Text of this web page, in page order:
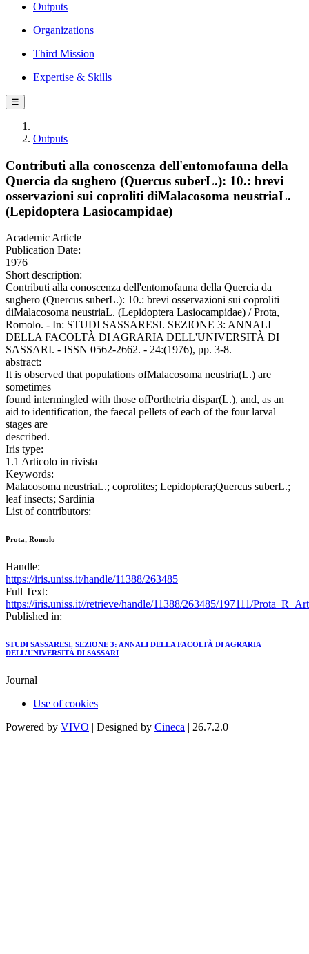
Outputs
Organizations
Third Mission
Expertise & Skills
☰
Outputs
Contributi alla conoscenza dell'entomofauna della
Quercia da sughero (Quercus suberL.): 10.: brevi
osservazioni sui coproliti diMalacosoma neustriaL.
(Lepidoptera Lasiocampidae)
Academic Article
Publication Date:
1976
Short description:
Contributi alla conoscenza dell'entomofauna della Quercia da
sughero (Quercus suberL.): 10.: brevi osservazioni sui coproliti
diMalacosoma neustriaL. (Lepidoptera Lasiocampidae) / Prota,
Romolo. - In: STUDI SASSARESI. SEZIONE 3: ANNALI
DELLA FACOLTÀ DI AGRARIA DELL'UNIVERSITÀ DI
SASSARI. - ISSN 0562-2662. - 24:(1976), pp. 3-8.
abstract:
It is observed that populations ofMalacosoma neustria(L.) are
sometimes
found intermingled with those ofPorthetria dispar(L.), and, as an
aid to identification, the faecal pellets of each of the four larval
stages are
described.
Iris type:
1.1 Articolo in rivista
Keywords:
Malacosoma neustriaL.; coprolites; Lepidoptera;Quercus suberL.;
leaf insects; Sardinia
List of contributors:
Prota, Romolo
Handle:
https://iris.uniss.it/handle/11388/263485
Full Text:
https://iris.uniss.it//retrieve/handle/11388/263485/197111/
Published in:
STUDI SASSARESI. SEZIONE 3: ANNALI DELLA FACOLTÀ DI AGRARIA
DELL'UNIVERSITÀ DI SASSARI
Journal
Use of cookies
Powered by VIVO | Designed by Cineca | 26.7.2.0